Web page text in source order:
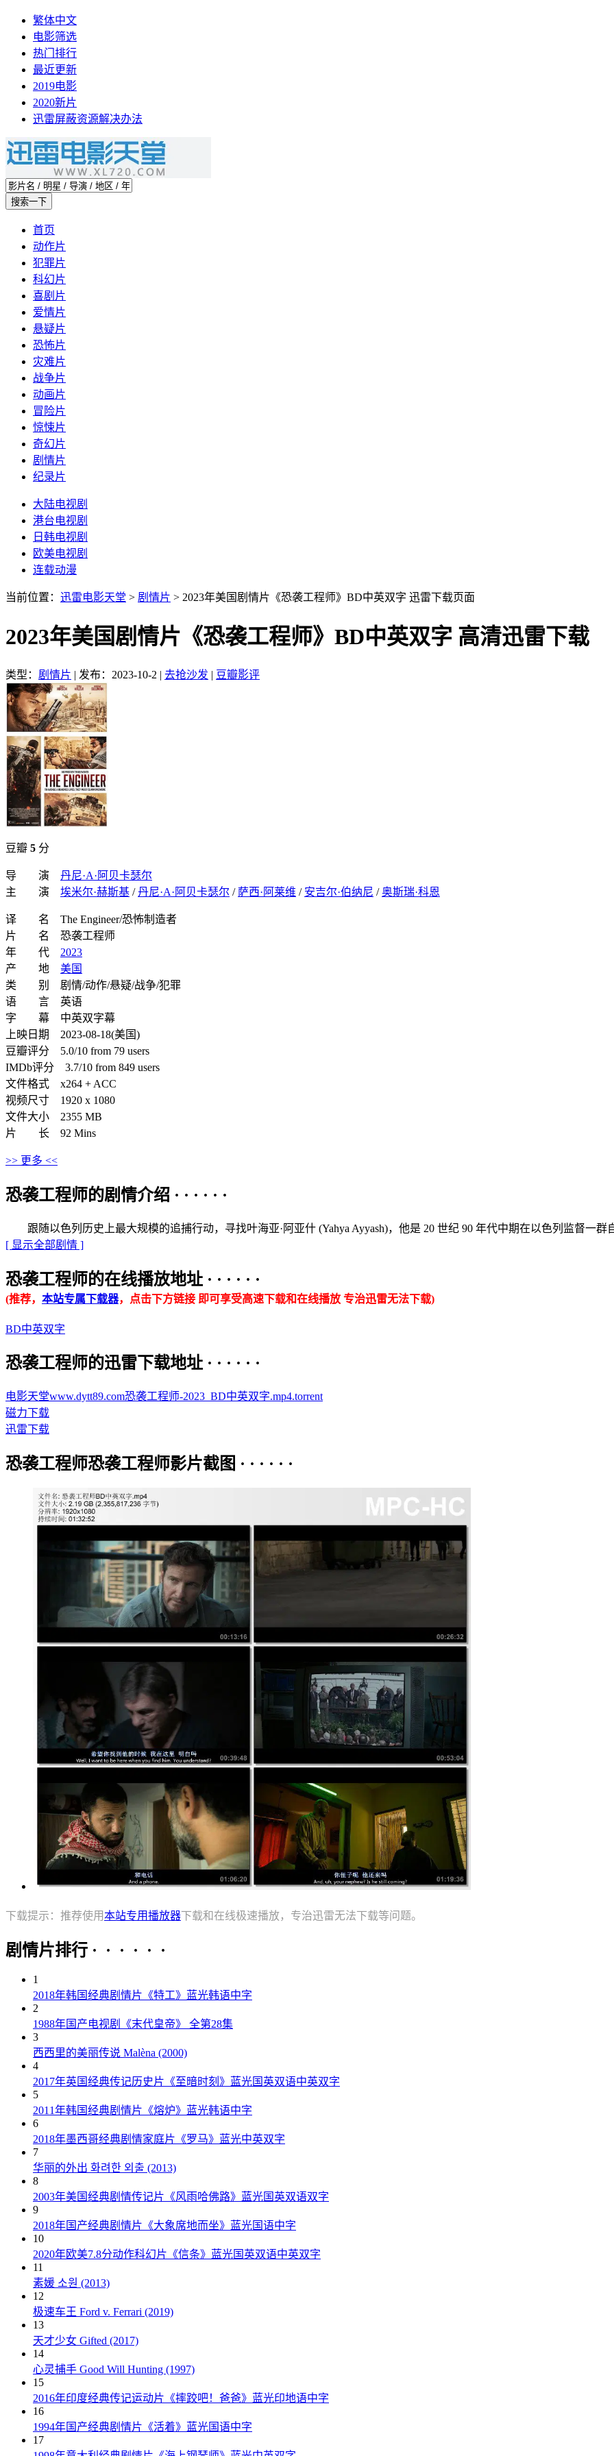
繁体中文
电影筛选
热门排行
最近更新
2019电影
2020新片
迅雷屏蔽资源解决办法
首页
动作片
犯罪片
科幻片
喜剧片
爱情片
悬疑片
恐怖片
灾难片
战争片
动画片
冒险片
惊悚片
奇幻片
剧情片
纪录片
大陆电视剧
港台电视剧
日韩电视剧
欧美电视剧
连载动漫
当前位置： 迅雷电影天堂 > 剧情片 > 2023年美国剧情片《恐袭工程师》BD中英双字 迅雷下载页面
2023年美国剧情片《恐袭工程师》BD中英双字 高清迅雷下载
类型： 剧情片 | 发布：2023-10-2 | 去抢沙发 | 豆瓣影评
豆瓣 5 分
导 演 丹尼·A·阿贝卡瑟尔
主 演 埃米尔·赫斯基 /丹尼·A·阿贝卡瑟尔 /萨西·阿莱维 / 安吉尔·伯纳尼 /奥斯瑞·科恩
译 名 The Engineer/恐怖制造者
片 名 恐袭工程师
年 代 2023
产 地 美国
类 别 剧情/动作/悬疑/战争/犯罪
语 言 英语
字 幕 中英双字幕
上映日期 2023-08-18(美国)
豆瓣评分 5.0/10 from 79 users
IMDb评分 3.7/10 from 849 users
文件格式 x264 + ACC
视频尺寸 1920 x 1080
文件大小 2355 MB
片 长 92 Mins
>> 更多 <<
恐袭工程师的剧情介绍 · · · · · ·
跟随以色列历史上最大规模的追捕行动，寻找叶海亚·阿亚什 (Yahya Ayyash)，他是 20 世纪 90 年代中期在以色列监督一群
[ 显示全部剧情 ]
恐袭工程师的在线播放地址 · · · · · ·
(推荐， 本站专属下载器，点击下方链接 即可享受高速下载和在线播放 专治迅雷无法下载)
BD中英双字
恐袭工程师的迅雷下载地址 · · · · · ·
电影天堂www.dytt89.com恐袭工程师-2023_BD中英双字.mp4.torrent
磁力下载
迅雷下载
恐袭工程师恐袭工程师影片截图 · · · · · ·
下载提示：推荐使用本站专用播放器下载和在线极速播放，专治迅雷无法下载等问题。
剧情片排行 · · · · · ·
1
2018年韩国经典剧情片《特工》蓝光韩语中字
2
1988年国产电视剧《末代皇帝》 全第28集
3
西西里的美丽传说 Malèna (2000)
4
2017年英国经典传记历史片《至暗时刻》蓝光国英双语中英双字
5
2011年韩国经典剧情片《熔炉》蓝光韩语中字
6
2018年墨西哥经典剧情家庭片《罗马》蓝光中英双字
7
华丽的外出 화려한 외출 (2013)
8
2003年美国经典剧情传记片《风雨哈佛路》蓝光国英双语双字
9
2018年国产经典剧情片《大象席地而坐》蓝光国语中字
10
2020年欧美7.8分动作科幻片《信条》蓝光国英双语中英双字
11
素媛 소원 (2013)
12
极速车王 Ford v. Ferrari (2019)
13
天才少女 Gifted (2017)
14
心灵捕手 Good Will Hunting (1997)
15
2016年印度经典传记运动片《摔跤吧！爸爸》蓝光印地语中字
16
1994年国产经典剧情片《活着》蓝光国语中字
17